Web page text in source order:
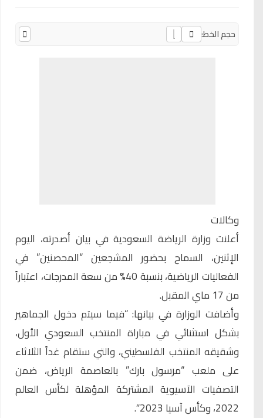
حجم الخط:
وكالات
أعلنت وزارة الرياضة السعودية في بيان أصدرته، اليوم
الإثنين، السماح بحضور المشجعين “المحصنين” في
الفعاليات الرياضية، بنسبة 40% من سعة المدرجات، اعتباراً
من 17 ماي المقبل.
وأضافت الوزارة في بيانها: “فيما سيتم دخول الجماهير
بشكل استثنائي في مباراة المنتخب السعودي الأول،
وشقيقه المنتخب الفلسطيني، والتي ستقام غداً الثلاثاء
على ملعب “مرسول بارك” بالعاصمة الرياض، ضمن
التصفيات الآسيوية المشتركة المؤهلة لكأس العالم
2022، وكأس آسيا 2023″.